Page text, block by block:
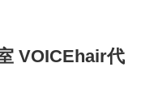
VOICEhair代